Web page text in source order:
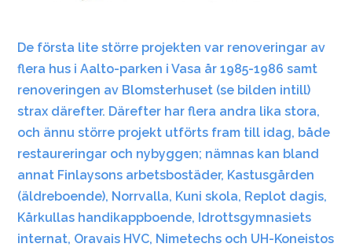
De första lite större projekten var renoveringar av
flera hus i Aalto-parken i Vasa år 1985-1986 samt
renoveringen av Blomsterhuset (se bilden intill)
strax därefter. Därefter har flera andra lika stora,
och ännu större projekt utförts fram till idag, både
restaureringar och nybyggen; nämnas kan bland
annat Finlaysons arbetsbostäder, Kastusgården
(äldreboende), Norrvalla, Kuni skola, Replot dagis,
Kårkullas handikappboende, Idrottsgymnasiets
internat, Oravais HVC, Nimetechs och UH-Koneistos